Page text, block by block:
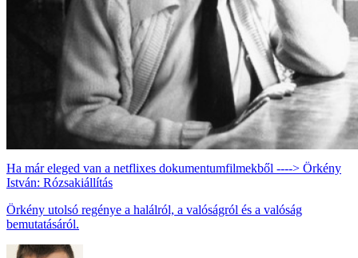
Ha már eleged van a netflixes dokumentumfilmekből ----> Örkény
István: Rózsakiállítás
Örkény utolsó regénye a halálról, a valóságról és a valóság
bemutatásáról.